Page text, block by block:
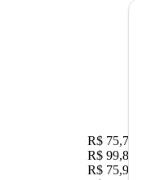
R$ 75,77
R$ 99,89
R$ 75,90